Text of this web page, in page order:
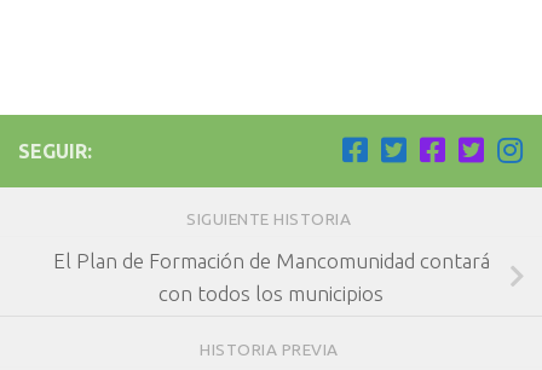
SEGUIR:
SIGUIENTE HISTORIA
El Plan de Formación de Mancomunidad contará
con todos los municipios
HISTORIA PREVIA